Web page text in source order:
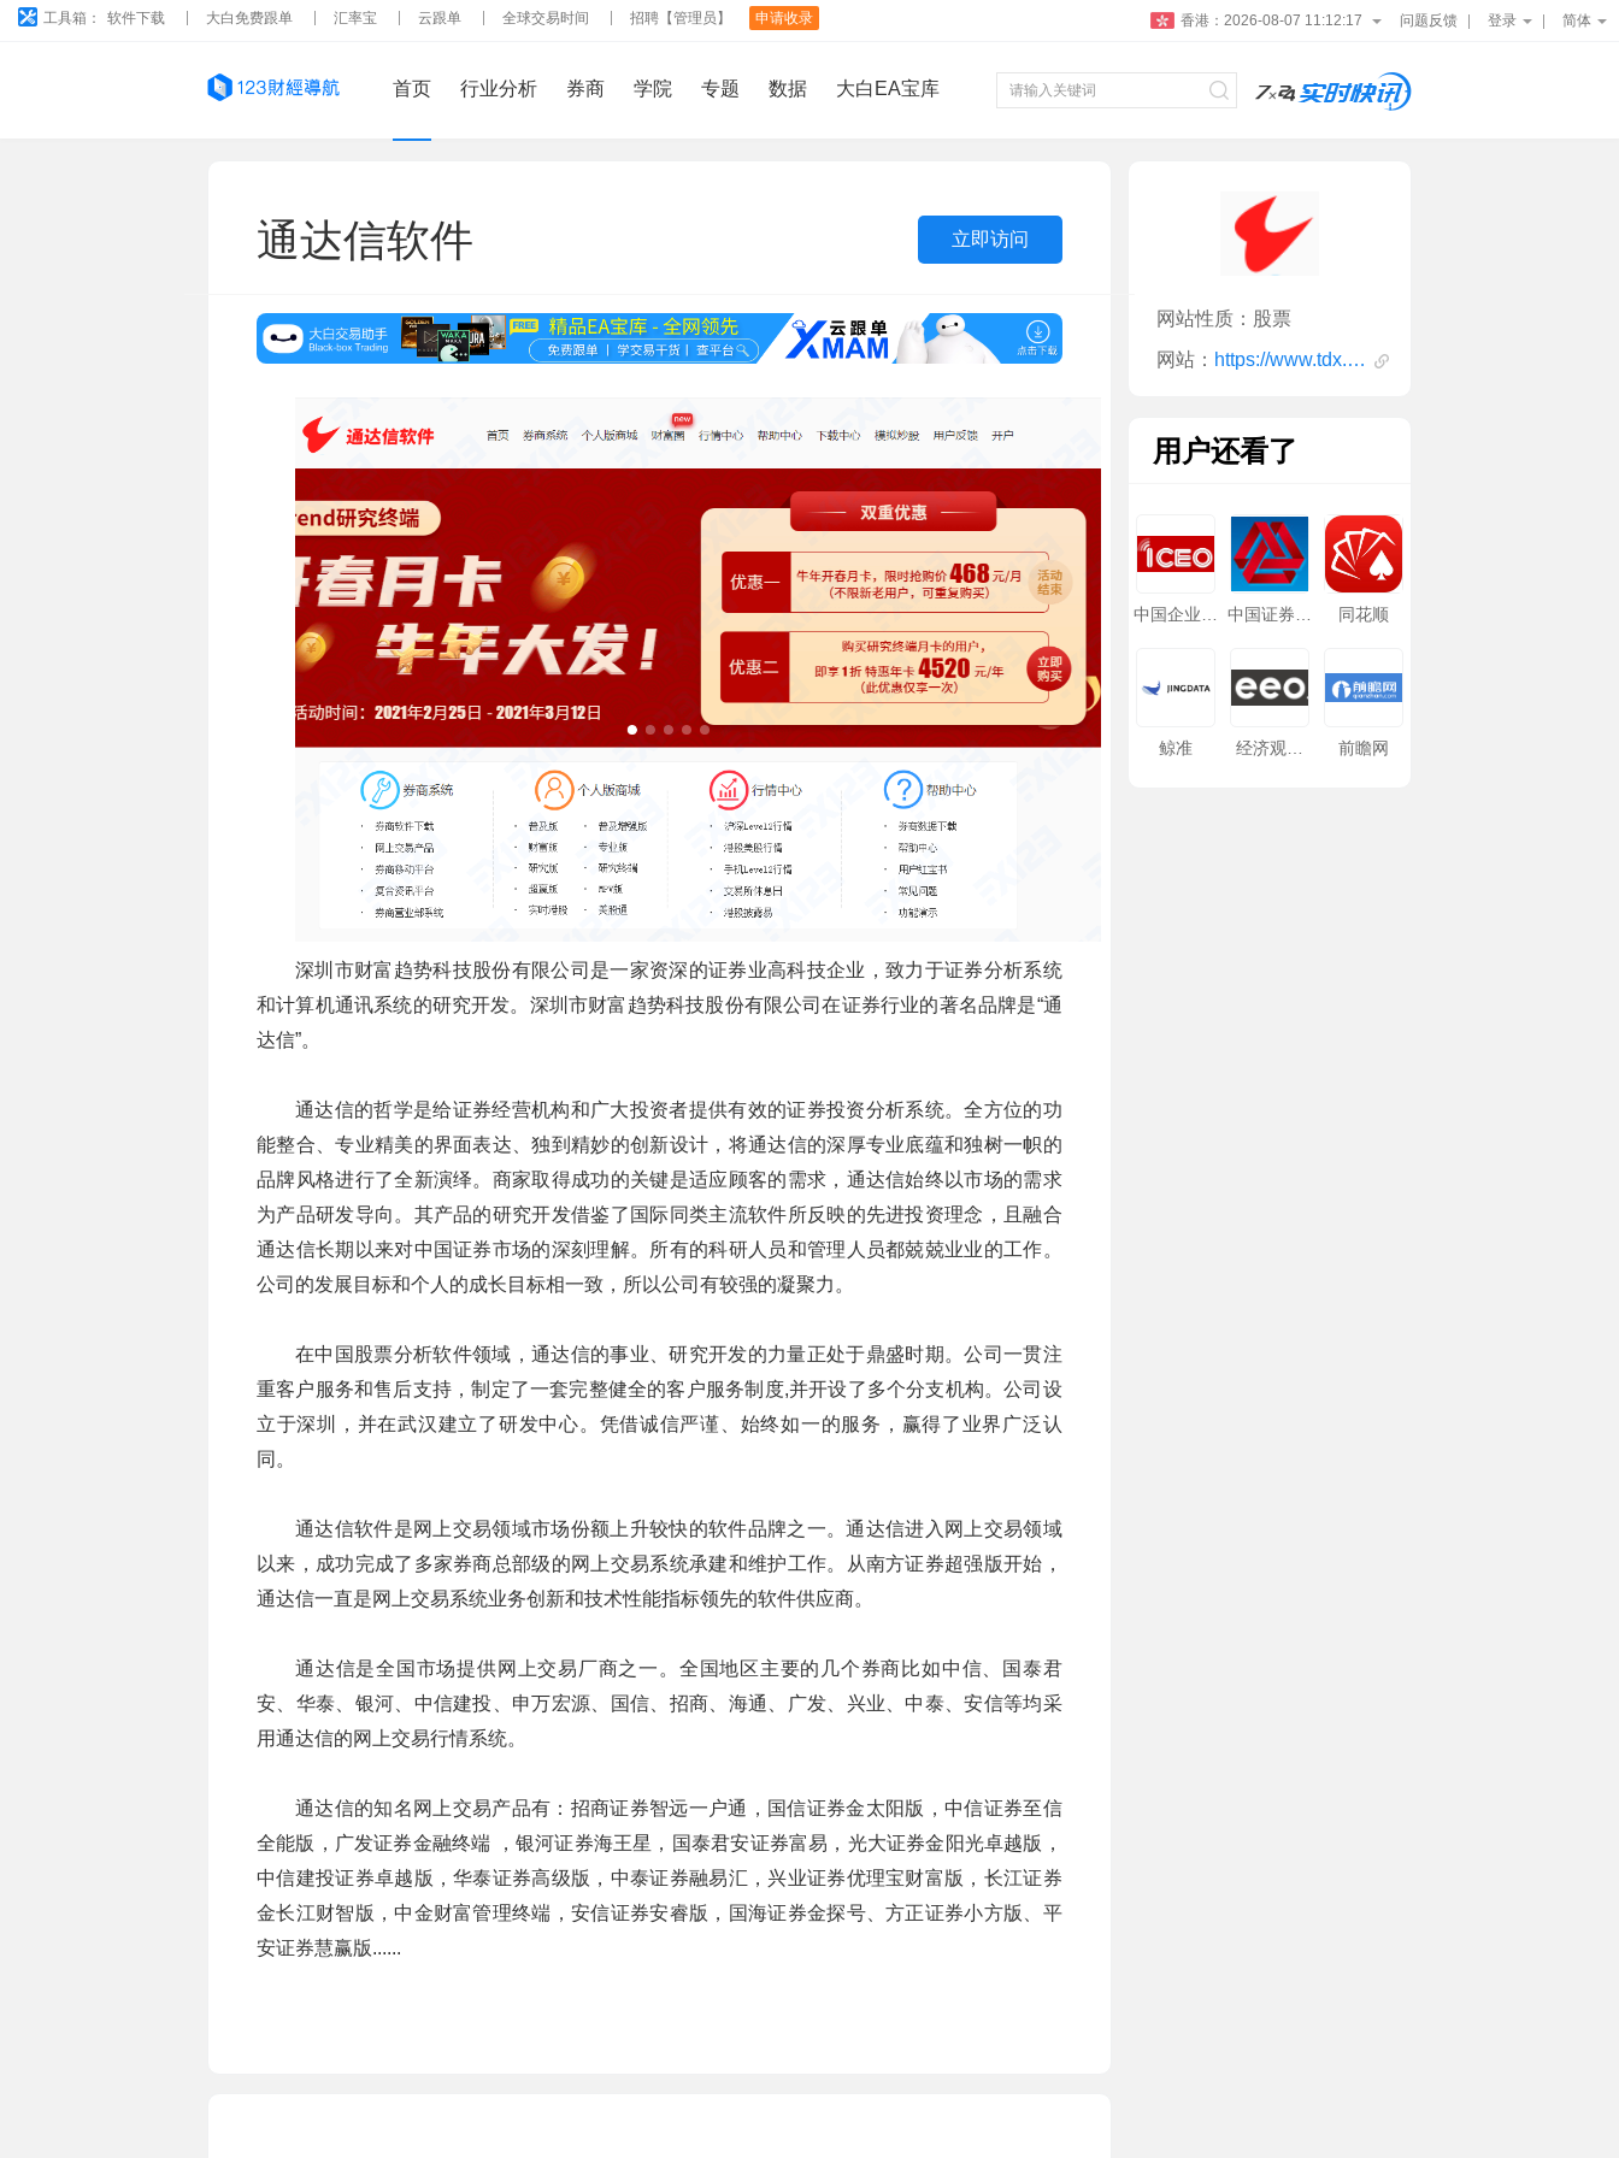
工具箱： 软件下载 大白免费跟单 汇率宝 云跟单 全球交易时间 招聘【管理员】 申请收录 香港： 2026-08-07 11:12:18 问题反馈 登录 简体
首页 行业分析 券商 学院 专题 数据 大白EA宝库
通达信软件 立即访问
深圳市财富趋势科技股份有限公司是一家资深的证券业高科技企业，致力于证券分析系统
和计算机通讯系统的研究开发。深圳市财富趋势科技股份有限公司在证券行业的著名品牌是“通
达信”。
通达信的哲学是给证券经营机构和广大投资者提供有效的证券投资分析系统。全方位的功
能整合、专业精美的界面表达、独到精妙的创新设计，将通达信的深厚专业底蕴和独树一帜的
品牌风格进行了全新演绎。商家取得成功的关键是适应顾客的需求，通达信始终以市场的需求
为产品研发导向。其产品的研究开发借鉴了国际同类主流软件所反映的先进投资理念，且融合
通达信长期以来对中国证券市场的深刻理解。所有的科研人员和管理人员都兢兢业业的工作。
公司的发展目标和个人的成长目标相一致，所以公司有较强的凝聚力。
在中国股票分析软件领域，通达信的事业、研究开发的力量正处于鼎盛时期。公司一贯注
重客户服务和售后支持，制定了一套完整健全的客户服务制度,并开设了多个分支机构。公司设
立于深圳，并在武汉建立了研发中心。凭借诚信严谨、始终如一的服务，赢得了业界广泛认
同。
通达信软件是网上交易领域市场份额上升较快的软件品牌之一。通达信进入网上交易领域
以来，成功完成了多家券商总部级的网上交易系统承建和维护工作。从南方证券超强版开始，
通达信一直是网上交易系统业务创新和技术性能指标领先的软件供应商。
通达信是全国市场提供网上交易厂商之一。全国地区主要的几个券商比如中信、国泰君
安、华泰、银河、中信建投、申万宏源、国信、招商、海通、广发、兴业、中泰、安信等均采
用通达信的网上交易行情系统。
通达信的知名网上交易产品有：招商证券智远一户通，国信证券金太阳版，中信证券至信
全能版，广发证券金融终端 ，银河证券海王星，国泰君安证券富易，光大证券金阳光卓越版，
中信建投证券卓越版，华泰证券高级版，中泰证券融易汇，兴业证券优理宝财富版，长江证券
金长江财智版，中金财富管理终端，安信证券安睿版，国海证券金探号、方正证券小方版、平
安证券慧赢版......
网站性质：股票
网站：
https://www.tdx.com.cn/
用户还看了
中国企业家
中国证券监
同花顺
鲸准
经济观察
前瞻网